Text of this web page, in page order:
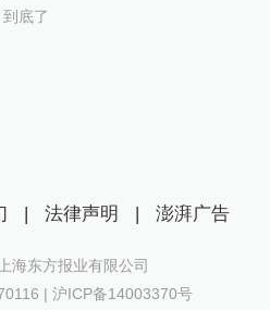
到底了
| 法律声明 | 澎湃广告
上海东方报业有限公司
| 沪ICP备14003370号